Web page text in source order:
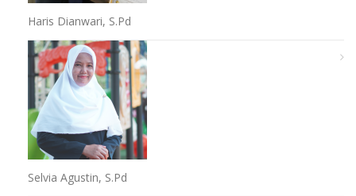
Haris Dianwari, S.Pd
Selvia Agustin, S.Pd